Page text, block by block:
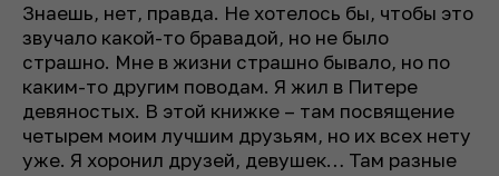
Знаешь, нет, правда. Не хотелось бы, чтобы это
звучало какой-то бравадой, но не было
страшно. Мне в жизни страшно бывало, но по
каким-то другим поводам. Я жил в Питере
девяностых. В этой книжке – там посвящение
четырем моим лучшим друзьям, но их всех нету
уже. Я хоронил друзей, девушек… Там разные